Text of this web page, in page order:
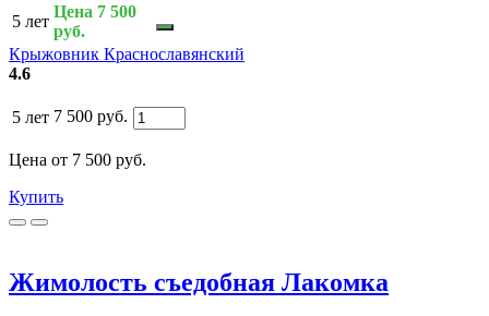
5 лет
Цена 7 500
руб.
Крыжовник Краснославянский
4.6
5 лет 7 500 руб.
Цена от 7 500 руб.
Купить
Жимолость съедобная Лакомка